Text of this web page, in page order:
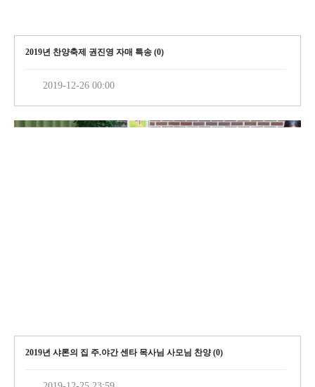
2019년 찬양축제 권진영 자매 특송 (0)
2019-12-26 00:00
2019년 샤론의 집 주.야간 센타 목사님 사모님 찬양 (0)